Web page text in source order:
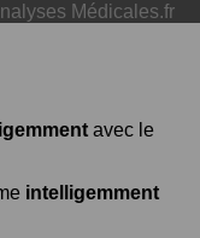
Médicales.fr
avec le
intelligemment